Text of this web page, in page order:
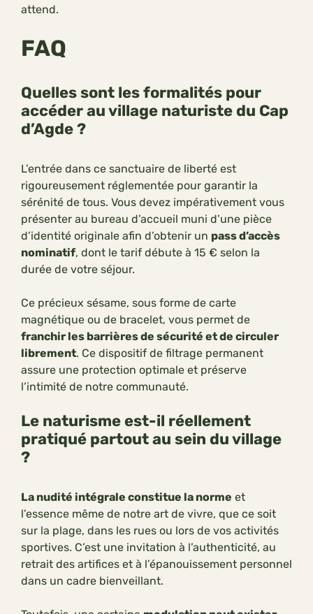
attend.
FAQ
Quelles sont les formalités pour
accéder au village naturiste du Cap
d’Agde ?
L’entrée dans ce sanctuaire de liberté est
rigoureusement réglementée pour garantir la
sérénité de tous. Vous devez impérativement vous
présenter au bureau d’accueil muni d’une pièce
d’identité originale afin d’obtenir un pass d’accès
nominatif, dont le tarif débute à 15 € selon la
durée de votre séjour.
Ce précieux sésame, sous forme de carte
magnétique ou de bracelet, vous permet de
franchir les barrières de sécurité et de circuler
librement. Ce dispositif de filtrage permanent
assure une protection optimale et préserve
l’intimité de notre communauté.
Le naturisme est-il réellement
pratiqué partout au sein du village
?
La nudité intégrale constitue la norme et
l’essence même de notre art de vivre, que ce soit
sur la plage, dans les rues ou lors de vos activités
sportives. C’est une invitation à l’authenticité, au
retrait des artifices et à l’épanouissement personnel
dans un cadre bienveillant.